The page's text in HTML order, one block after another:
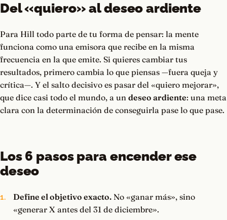
Del «quiero» al deseo ardiente
Para Hill todo parte de tu forma de pensar: la mente
funciona como una emisora que recibe en la misma
frecuencia en la que emite. Si quieres cambiar tus
resultados, primero cambia lo que piensas —fuera queja y
crítica—. Y el salto decisivo es pasar del «quiero mejorar»,
que dice casi todo el mundo, a un deseo ardiente: una meta
clara con la determinación de conseguirla pase lo que pase.
Los 6 pasos para encender ese
deseo
Define el objetivo exacto.No «ganar más», sino
«generar X antes del 31 de diciembre».